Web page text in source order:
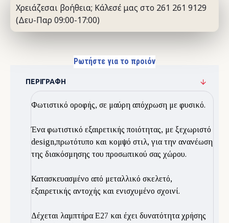
Χρειάζεσαι βοήθεια; Κάλεσέ μας στο 261 261 9129
(Δευ-Παρ 09:00-17:00)
Ρωτήστε για το προιόν
ΠΕΡΙΓΡΑΦΉ
Φωτιστικό οροφής, σε μαύρη απόχρωση με φυσικό.
Ένα φωτιστικό εξαιρετικής ποιότητας, με ξεχωριστό
design,πρωτότυπο και κομψό στιλ, για την ανανέωση
της διακόσμησης του προσωπικού σας χώρου.
Κατασκευασμένο από μεταλλικό σκελετό,
εξαιρετικής αντοχής και ενισχυμένο σχοινί.
Δέχεται λαμπτήρα E27 και έχει δυνατότητα χρήσης